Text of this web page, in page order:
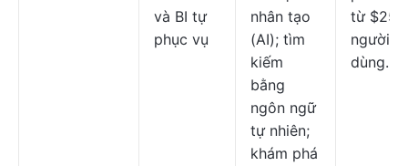
và BI tự
phục vụ
nhân tạo
(AI); tìm
kiếm
bằng
ngôn ngữ
tự nhiên;
khám phá
từ $25
người
dùng.